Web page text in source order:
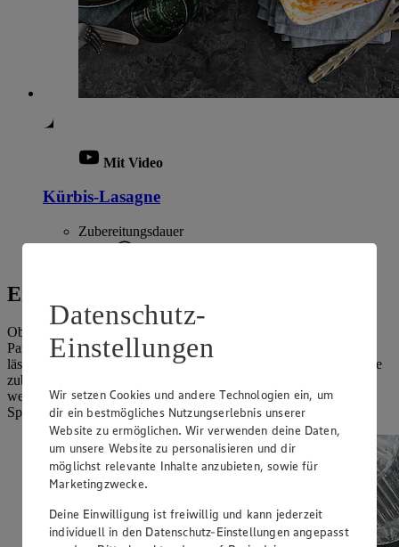
Mit Video
Kürbis-Lasagne
Zubereitungsdauer
Entdecke die Zubereitungsarten
Ob in cremigen Saucen, als knusprige Decke auf dem Auflauf, in
Panade ausgebacken, im Salat, in Gebäck oder im Dessert, Käse
lässt sich mit fast allem verbinden und auf unterschiedlichste Weise
zubereiten. Kein Wunder, bei geschätzten
weltweit – viele Tolle Tipps und Rezepte findest du in unserem
Special: Kochen und Backen mit Käse.
Datenschutz-
Einstellungen
Wir setzen Cookies und andere Technologien ein, um
dir ein bestmögliches Nutzungserlebnis unserer
Website zu ermöglichen. Wir verwenden deine Daten,
um unsere Website zu personalisieren und dir
möglichst relevante Inhalte anzubieten, sowie für
Marketingzwecke.
Deine Einwilligung ist freiwillig und kann jederzeit
individuell in den Datenschutz-Einstellungen angepasst